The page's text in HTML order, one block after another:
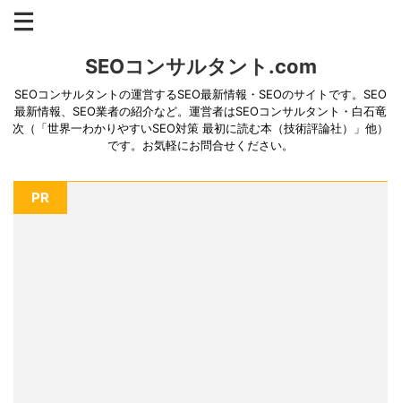
SEOコンサルタント.com
SEOコンサルタントの運営するSEO最新情報・SEOのサイトです。SEO
最新情報、SEO業者の紹介など。運営者はSEOコンサルタント・白石竜
次（「世界一わかりやすいSEO対策 最初に読む本（技術評論社）」他）
です。お気軽にお問合せください。
PR